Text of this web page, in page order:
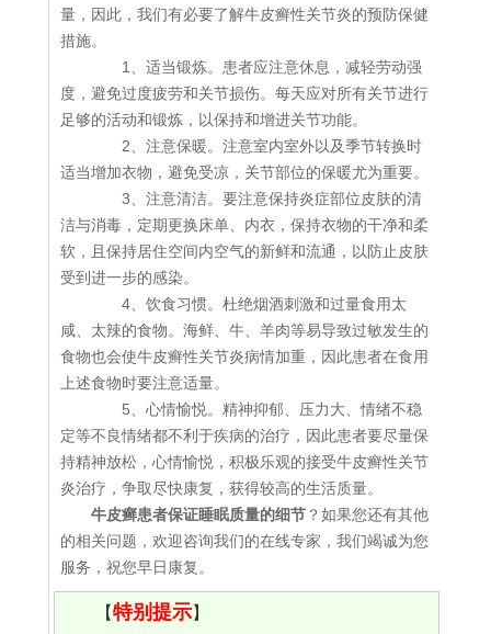
量，因此，我们有必要了解牛皮癣性关节炎的预防保健
措施。
1、适当锻炼。患者应注意休息，减轻劳动强
度，避免过度疲劳和关节损伤。每天应对所有关节进行
足够的活动和锻炼，以保持和增进关节功能。
2、注意保暖。注意室内室外以及季节转换时
适当增加衣物，避免受凉，关节部位的保暖尤为重要。
3、注意清洁。要注意保持炎症部位皮肤的清
洁与消毒，定期更换床单、内衣，保持衣物的干净和柔
软，且保持居住空间内空气的新鲜和流通，以防止皮肤
受到进一步的感染。
4、饮食习惯。杜绝烟酒刺激和过量食用太
咸、太辣的食物。海鲜、牛、羊肉等易导致过敏发生的
食物也会使牛皮癣性关节炎病情加重，因此患者在食用
上述食物时要注意适量。
5、心情愉悦。精神抑郁、压力大、情绪不稳
定等不良情绪都不利于疾病的治疗，因此患者要尽量保
持精神放松，心情愉悦，积极乐观的接受牛皮癣性关节
炎治疗，争取尽快康复，获得较高的生活质量。
牛皮癣患者保证睡眠质量的细节 ？如果您还有其他
的相关问题，欢迎咨询我们的在线专家，我们竭诚为您
服务，祝您早日康复。
【特别提示】